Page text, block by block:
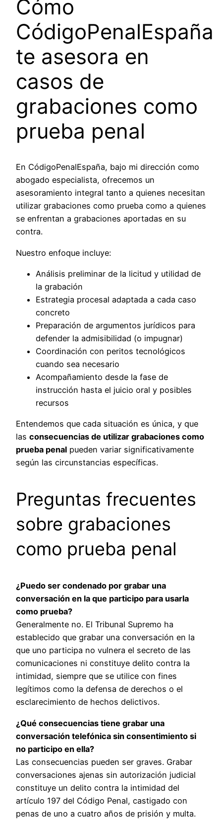
Cómo
CódigoPenalEspaña
te asesora en
casos de
grabaciones como
prueba penal
En CódigoPenalEspaña, bajo mi dirección como
abogado especialista, ofrecemos un
asesoramiento integral tanto a quienes necesitan
utilizar grabaciones como prueba como a quienes
se enfrentan a grabaciones aportadas en su
contra.
Nuestro enfoque incluye:
Análisis preliminar de la licitud y utilidad de
la grabación
Estrategia procesal adaptada a cada caso
concreto
Preparación de argumentos jurídicos para
defender la admisibilidad (o impugnar)
Coordinación con peritos tecnológicos
cuando sea necesario
Acompañamiento desde la fase de
instrucción hasta el juicio oral y posibles
recursos
Entendemos que cada situación es única, y que
las consecuencias de utilizar grabaciones como
prueba penal pueden variar significativamente
según las circunstancias específicas.
Preguntas frecuentes
sobre grabaciones
como prueba penal
¿Puedo ser condenado por grabar una
conversación en la que participo para usarla
como prueba?
Generalmente no. El Tribunal Supremo ha
establecido que grabar una conversación en la
que uno participa no vulnera el secreto de las
comunicaciones ni constituye delito contra la
intimidad, siempre que se utilice con fines
legítimos como la defensa de derechos o el
esclarecimiento de hechos delictivos.
¿Qué consecuencias tiene grabar una
conversación telefónica sin consentimiento si
no participo en ella?
Las consecuencias pueden ser graves. Grabar
conversaciones ajenas sin autorización judicial
constituye un delito contra la intimidad del
artículo 197 del Código Penal, castigado con
penas de uno a cuatro años de prisión y multa.